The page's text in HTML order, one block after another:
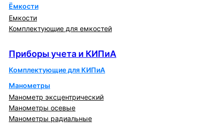
Ёмкости
Емкости
Комплектующие для емкостей
Приборы учета и КИПиА
Комплектующие для КИПиА
Манометры
Манометр эксцентрический
Манометры осевые
Манометры радиальные